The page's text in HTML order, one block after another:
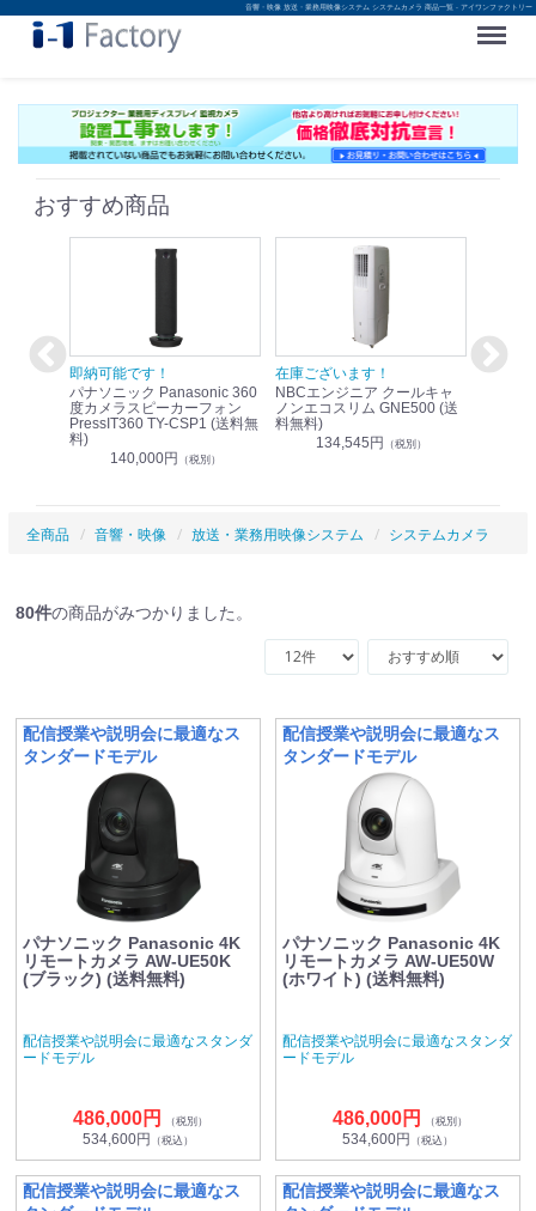
音響・映像 放送・業務用映像システム システムカメラ 商品一覧 - アイワンファクトリー
Menu
おすすめ商品
即納可能です！
パナソニック Panasonic 360
度カメラスピーカーフォン
PressIT360 TY-CSP1 (送料無
料)
140,000円 （税別）
在庫ございます！
NBCエンジニア クールキャ
ノンエコスリム GNE500 (送
料無料)
134,545円 （税別）
即納可
全商品 音響・映像 放送・業務用映像システム システムカメラ
80件の商品がみつかりました。
配信授業や説明会に最適なス
タンダードモデル
パナソニック Panasonic 4K
リモートカメラ AW-UE50K
(ブラック) (送料無料)
配信授業や説明会に最適なスタンダ
ードモデル
486,000円 （税別）
534,600円 （税込）
配信授業や説明会に最適なス
タンダードモデル
パナソニック Panasonic 4K
リモートカメラ AW-UE50W
(ホワイト) (送料無料)
配信授業や説明会に最適なスタンダ
ードモデル
486,000円 （税別）
534,600円 （税込）
配信授業や説明会に最適なス
配信授業や説明会に最適なス